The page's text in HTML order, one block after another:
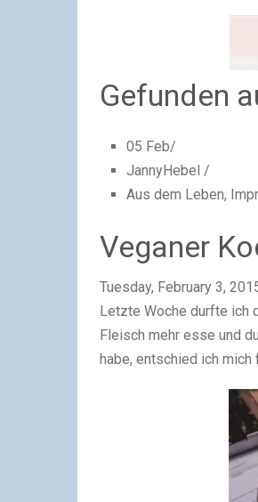
Gefunden
05 Feb/
JannyHebel /
Aus dem Leben,
Veganer
Tuesday, February 3,
Letzte Woche durfte ich
Fleisch mehr esse und
habe, entschied ich mich